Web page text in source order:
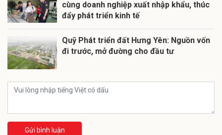
cùng doanh nghiệp xuất nhập khẩu, thúc
đẩy phát triển kinh tế
Quỹ Phát triển đất Hưng Yên: Nguồn vốn
đi trước, mở đường cho đầu tư
Gửi bình luận